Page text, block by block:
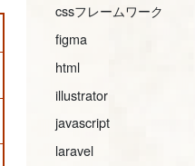
cssフレームワーク
figma
html
illustrator
javascript
laravel